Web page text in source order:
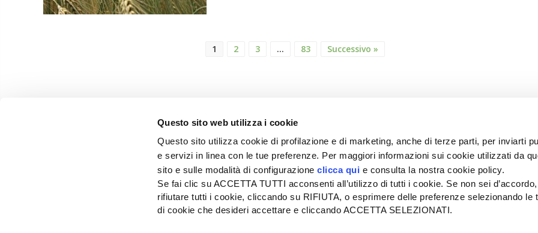
Questo sito web utilizza i cookie
Questo sito utilizza cookie di profilazione e di marketing, anche di terze parti, per inviarti
e servizi in linea con le tue preferenze. Per maggiori informazioni sui cookie utilizzati da
sito e sulle modalità di configurazioneclicca qui e consulta la nostra cookie policy.
Se fai clic su ACCETTA TUTTI acconsenti all’utilizzo di tutti i cookie. Se non sei
rifiutare tutti i cookie, cliccando su RIFIUTA, o esprimere delle preferenze selezionando le
di cookie che desideri accettare e cliccando ACCETTA SELEZIONATI.
1 2 3 … 83 Successivo »
EDIZIONI L'INFORMATORE AGRARIO Srl
SEDE
Tel + 39.045.8057511
info@informatoreagrario.it
PUBBLICITÀ
Tel +